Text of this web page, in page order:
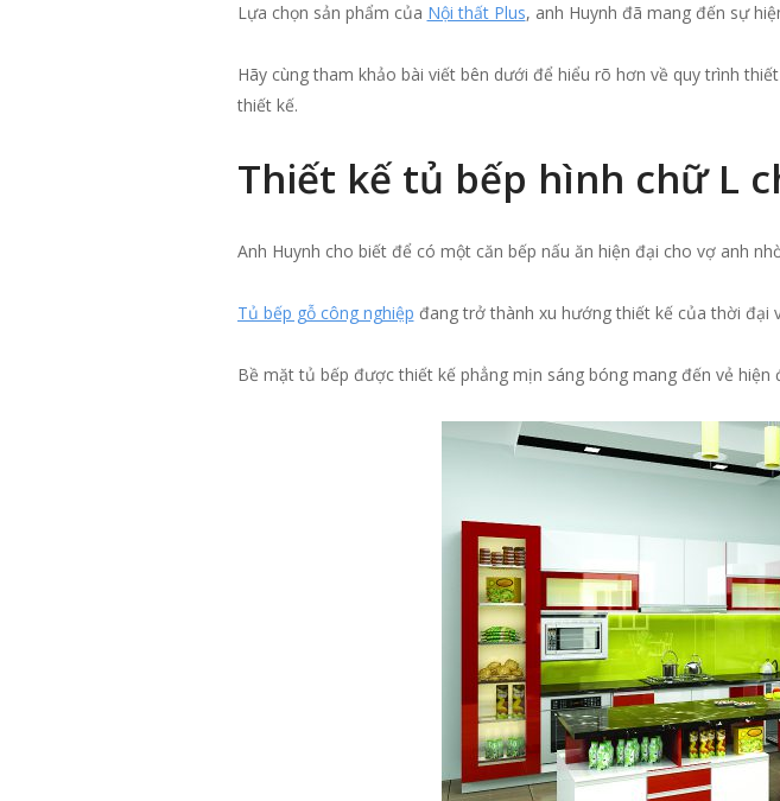
Lựa chọn sản phẩm của Nội thất Plus, anh Huynh đã mang đến sự
Hãy cùng tham khảo bài viết bên dưới để hiểu rõ hơn về quy trình
thiết kế.
Thiết kế tủ bếp hình chữ L
Anh Huynh cho biết để có một căn bếp nấu ăn hiện đại cho vợ anh
Tủ bếp gỗ công nghiệp đang trở thành xu hướng thiết kế của thời đại
Bề mặt tủ bếp được thiết kế phẳng mịn sáng bóng mang đến vẻ hiện